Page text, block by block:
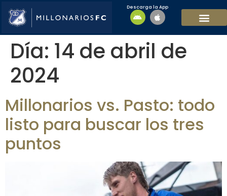
Descarga la App
Día: 14 de abril de
2024
Millonarios vs. Pasto: todo
listo para buscar los tres
puntos